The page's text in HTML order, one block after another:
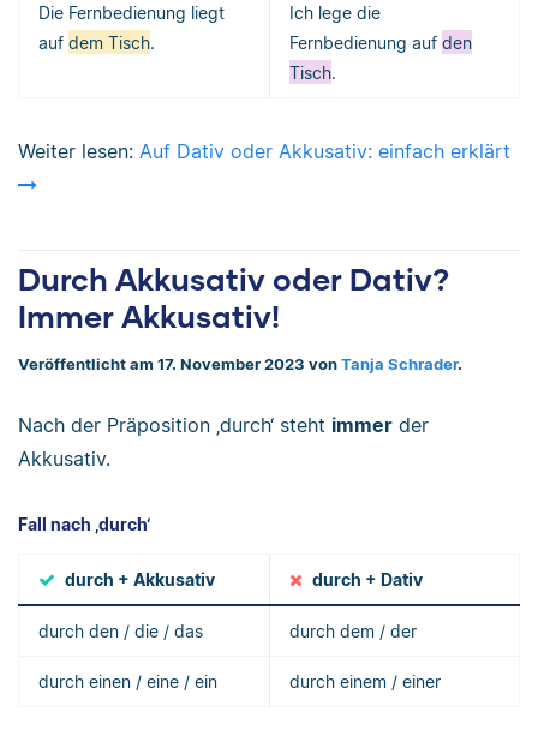
Die Fernbedienung liegt
auf dem Tisch.
Ich lege die
Fernbedienung auf den
Tisch.
Weiter lesen: Auf Dativ oder Akkusativ: einfach erklärt
Durch Akkusativ oder Dativ?
Immer Akkusativ!
Veröffentlicht am 17. November 2023 von Tanja Schrader.
Nach der Präposition ‚durch‘ steht immer der
Akkusativ.
Fall nach ‚durch‘
durch + Akkusativ durch + Dativ
durch den / die / das durch dem / der
durch einen / eine / ein durch einem / einer